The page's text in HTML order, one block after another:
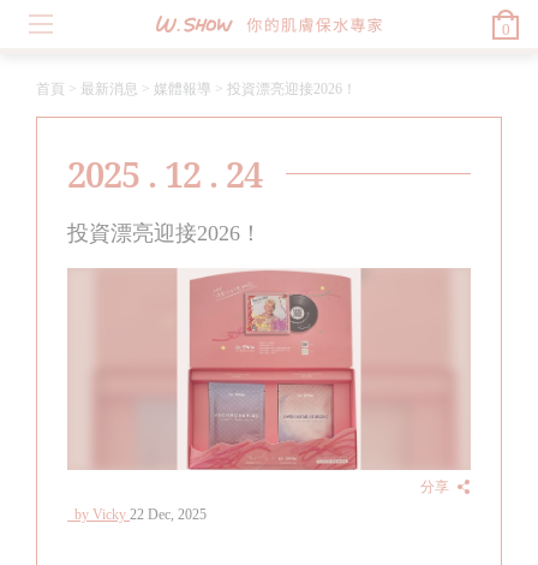
0
首頁 > 最新消息 > 媒體報導 > 投資漂亮迎接2026！
2025 . 12 . 24
投資漂亮迎接2026！
分享
by Vicky 22 Dec, 2025